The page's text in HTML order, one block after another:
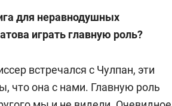
для неравнодушных
играть главную роль?
встречался с Чулпан, эти
что она с нами. Главную роль